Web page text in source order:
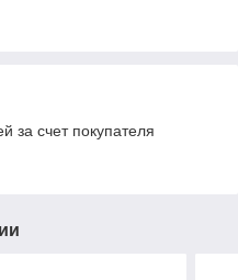
за счет покупателя